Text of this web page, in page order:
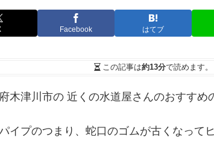
Facebook はてブ
この記事は約13分で読めます。
木津川市の 近くの水道屋さんのおすすめ
イプのつまり、蛇口のゴムが古くなって